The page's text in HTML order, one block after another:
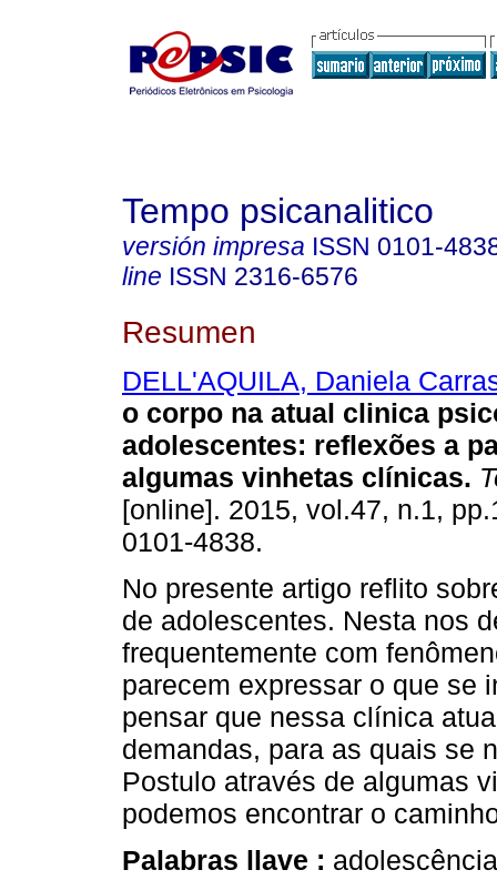
Tempo psicanalitico
versión impresa ISSN 0101-
line ISSN 2316-6576
Resumen
DELL'AQUILA, Daniela
o corpo na atual clinica
adolescentes: reflexões a
algumas vinhetas clínicas.
[online]. 2015, vol.47, n.1,
0101-4838.
No presente artigo reflito
de adolescentes. Nesta nos
frequentemente com
parecem expressar o que se
pensar que nessa clínica
demandas, para as quais se
Postulo através de algumas
podemos encontrar o
Palabras llave :